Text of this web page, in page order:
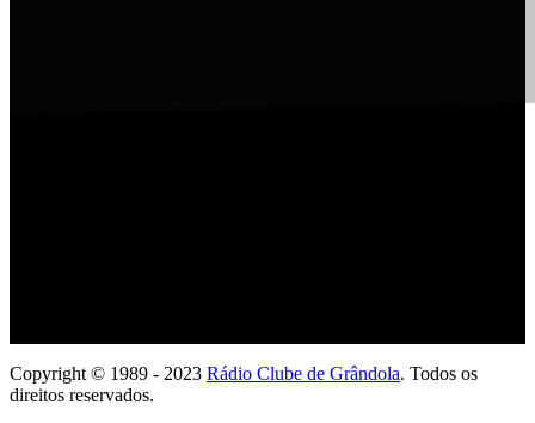
Copyright © 1989 - 2023 Rádio Clube de Grândola. Todos os
direitos reservados.